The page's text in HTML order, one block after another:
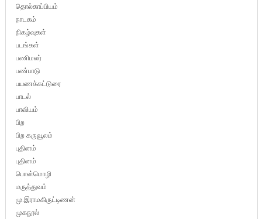
தொல்காப்பியம்
நாடகம்
நிகழ்வுகள்
படங்கள்
பணிமலர்
பண்பாடு
பயணக்கட்டுரை
பாடல்
பாவியம்
பிற
பிற கருவூலம்
புதினம்
புதினம்
பொன்மொழி
மருத்துவம்
மு.இராமகிருட்டிணன்
முகநூல்